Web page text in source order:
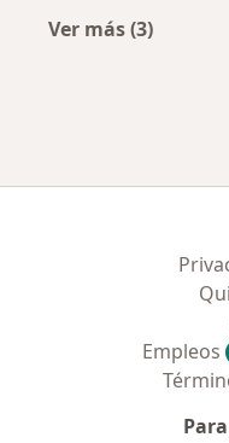
Ver más (3)
Empleos